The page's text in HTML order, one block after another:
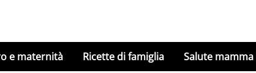
e maternità Ricette di famiglia Salute mamma